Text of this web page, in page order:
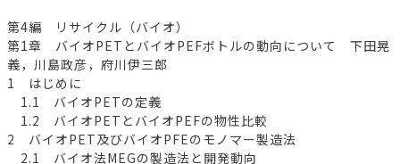
第4編 リサイクル（バイオ）
第1章 バイオPETとバイオPEFボトルの動向について 下田晃
義，川島政彦，府川伊三郎
1 はじめに
1.1 バイオPETの定義
1.2 バイオPETとバイオPEFの物性比較
2 バイオPET及びバイオPFEのモノマー製造法
2.1 バイオ法MEGの製造法と開発動向